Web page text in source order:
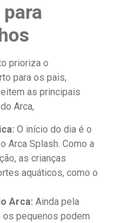
prioriza o
para os pais,
as principais
Arca,
O início do dia é o
Arca Splash. Como a
as crianças
aquáticos, como o
Arca: Ainda pela
os pequenos podem